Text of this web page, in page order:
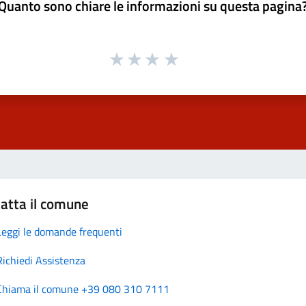
sono chiare le informazioni su questa
il comune
le domande frequenti
Assistenza
il comune +39 080 310 7111